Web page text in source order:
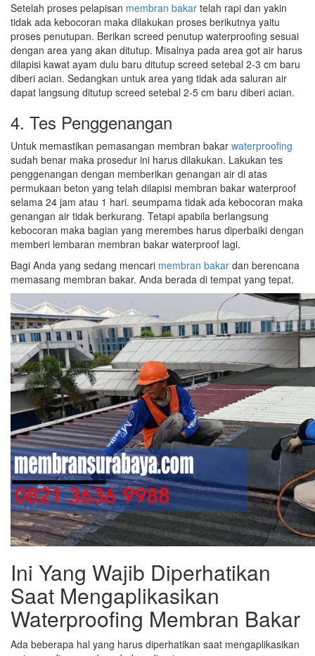
Setelah proses pelapisan membran bakar telah rapi dan yakin
tidak ada kebocoran maka dilakukan proses berikutnya yaitu
proses penutupan. Berikan screed penutup waterproofing sesuai
dengan area yang akan ditutup. Misalnya pada area got air harus
dilapisi kawat ayam dulu baru ditutup screed setebal 2-3 cm baru
diberi acian. Sedangkan untuk area yang tidak ada saluran air
dapat langsung ditutup screed setebal 2-5 cm baru diberi acian.
4. Tes Penggenangan
Untuk memastikan pemasangan membran bakar waterproofing
sudah benar maka prosedur ini harus dilakukan. Lakukan tes
penggenangan dengan memberikan genangan air di atas
permukaan beton yang telah dilapisi membran bakar waterproof
selama 24 jam atau 1 hari. seumpama tidak ada kebocoran maka
genangan air tidak berkurang. Tetapi apabila berlangsung
kebocoran maka bagian yang merembes harus diperbaiki dengan
memberi lembaran membran bakar waterproof lagi.
Bagi Anda yang sedang mencari membran bakar dan berencana
memasang membran bakar. Anda berada di tempat yang tepat.
Ini Yang Wajib Diperhatikan
Saat Mengaplikasikan
Waterproofing Membran Bakar
Ada beberapa hal yang harus diperhatikan saat mengaplikasikan